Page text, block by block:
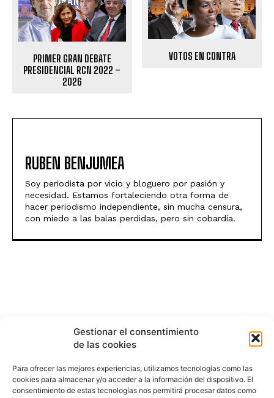
Gestionar el consentimiento
de las cookies
Para ofrecer las mejores experiencias, utilizamos tecnologías como las
cookies para almacenar y/o acceder a la información del dispositivo. El
consentimiento de estas tecnologías nos permitirá procesar datos como
PRIMER GRAN DEBATE
PRESIDENCIAL RCN 2022 –
2026
VOTOS EN CONTRA
RUBEN BENJUMEA
Soy periodista por vicio y bloguero por pasión y
necesidad. Estamos fortaleciendo otra forma de
hacer periodismo independiente, sin mucha censura,
con miedo a las balas perdidas, pero sin cobardía.